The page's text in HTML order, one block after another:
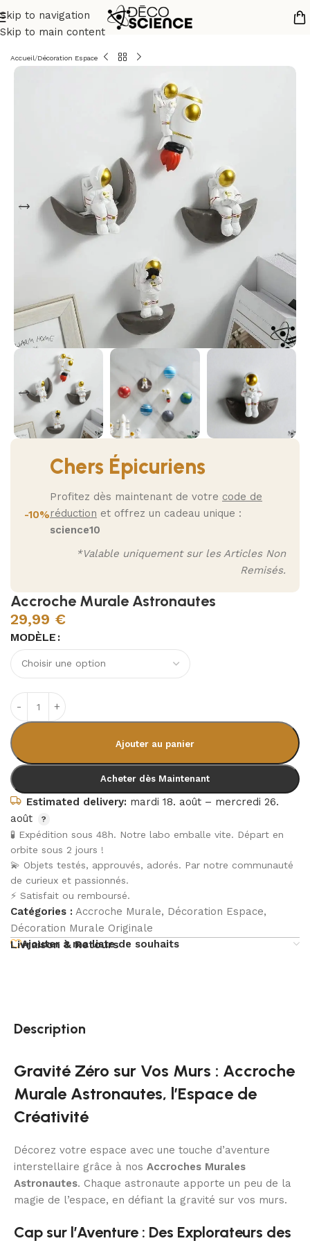
Skip to navigation
Skip to main content
Accueil/Décoration Espace
Accroche Murale Astronautes
29,99 €
-10%
Chers Épicuriens
Profitez dès maintenant de votre code de
réduction et offrez un cadeau unique :
science10
*Valable uniquement sur les Articles Non
Remisés.
MODÈLE
Ajouter au panier
Acheter dès Maintenant
Estimated delivery: mardi 18. août – mercredi 26.
août
🧪 Expédition sous 48h. Notre labo emballe vite. Départ en
orbite sous 2 jours !
💫 Objets testés, approuvés, adorés. Par notre communauté
de curieux et passionnés.
⚡ Satisfait ou remboursé.
Catégories : Accroche Murale, Décoration Espace,
Décoration Murale Originale
Ajouter à ma liste de souhaits
Livraison & Retours
Description
Gravité Zéro sur Vos Murs : Accroche
Murale Astronautes, l’Espace de
Créativité
Décorez votre espace avec une touche d’aventure
interstellaire grâce à nos Accroches Murales
Astronautes. Chaque astronaute apporte un peu de la
magie de l’espace, en défiant la gravité sur vos murs.
Cap sur l’Aventure : Des Explorateurs des